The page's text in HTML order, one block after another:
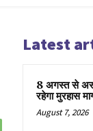
Latest
8 अगस्त से
रहेगा मुरहास
August 7, 2026